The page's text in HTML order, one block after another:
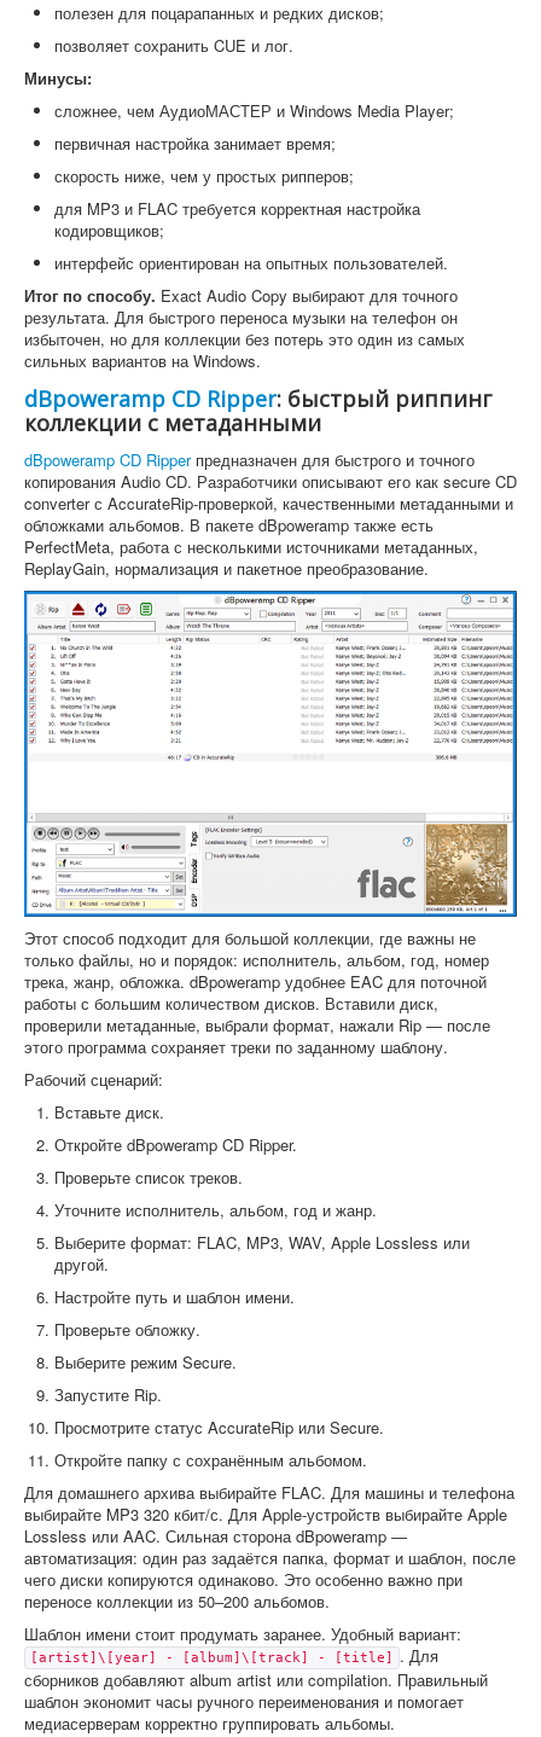
полезен для поцарапанных и редких дисков;
позволяет сохранить CUE и лог.
Минусы:
сложнее, чем АудиоМАСТЕР и Windows Media Player;
первичная настройка занимает время;
скорость ниже, чем у простых рипперов;
для MP3 и FLAC требуется корректная настройка
кодировщиков;
интерфейс ориентирован на опытных пользователей.
Итог по способу. Exact Audio Copy выбирают для точного
результата. Для быстрого переноса музыки на телефон он
избыточен, но для коллекции без потерь это один из самых
сильных вариантов на Windows.
dBpoweramp CD Ripper: быстрый риппинг
коллекции с метаданными
dBpoweramp CD Ripperпредназначен для быстрого и точного
копирования Audio CD. Разработчики описывают его как secure CD
converter с AccurateRip-проверкой, качественными метаданными и
обложками альбомов. В пакете dBpoweramp также есть
PerfectMeta, работа с несколькими источниками метаданных,
ReplayGain, нормализация и пакетное преобразование.
Этот способ подходит для большой коллекции, где важны не
только файлы, но и порядок: исполнитель, альбом, год, номер
трека, жанр, обложка. dBpoweramp удобнее EAC для поточной
работы с большим количеством дисков. Вставили диск,
проверили метаданные, выбрали формат, нажали Rip — после
этого программа сохраняет треки по заданному шаблону.
Рабочий сценарий:
Вставьте диск.
Откройте dBpoweramp CD Ripper.
Проверьте список треков.
Уточните исполнитель, альбом, год и жанр.
Выберите формат: FLAC, MP3, WAV, Apple Lossless или
другой.
Настройте путь и шаблон имени.
Проверьте обложку.
Выберите режим Secure.
Запустите Rip.
Просмотрите статус AccurateRip или Secure.
Откройте папку с сохранённым альбомом.
Для домашнего архива выбирайте FLAC. Для машины и телефона
выбирайте MP3 320 кбит/с. Для Apple-устройств выбирайте Apple
Lossless или AAC. Сильная сторона dBpoweramp —
автоматизация: один раз задаётся папка, формат и шаблон, после
чего диски копируются одинаково. Это особенно важно при
переносе коллекции из 50–200 альбомов.
Шаблон имени стоит продумать заранее. Удобный вариант:
[artist]\[year] - [album]\[track] - [title]
. Для
сборников добавляют album artist или compilation. Правильный
шаблон экономит часы ручного переименования и помогает
медиасерверам корректно группировать альбомы.